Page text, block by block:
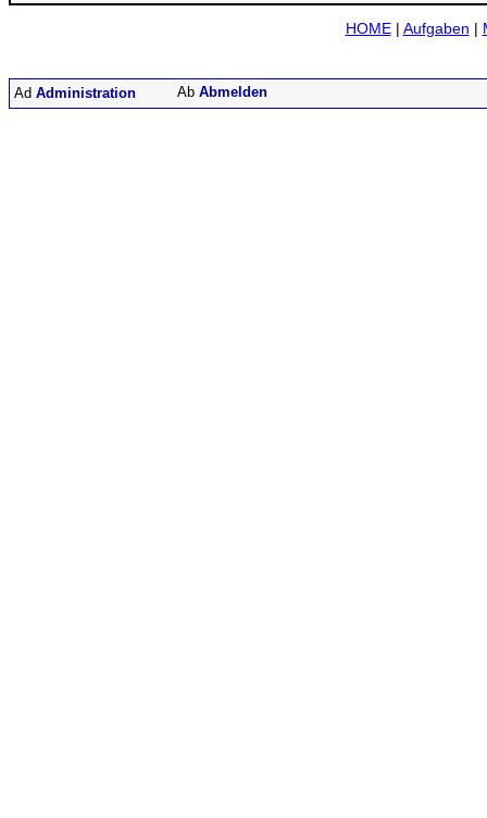
HOME| Aufgaben |
Administration Abmelden